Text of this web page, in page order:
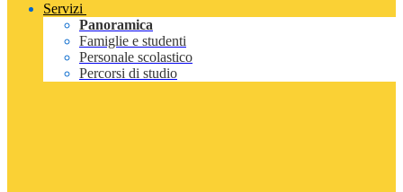
Servizi
Panoramica
Famiglie e studenti
Personale scolastico
Percorsi di studio